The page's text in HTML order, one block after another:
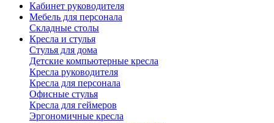
Кабинет руководителя
Мебель для персонала
Складные столы
Кресла и стулья
Стулья для дома
Детские компьютерные кресла
Кресла руководителя
Кресла для персонала
Офисные стулья
Кресла для геймеров
Эргономичные кресла